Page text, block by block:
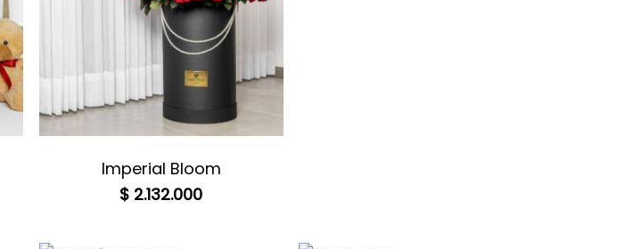
Imperial Bloom
$ 2.132.000